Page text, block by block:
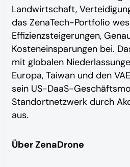
Landwirtschaft,
das ZenaTech-Portfolio
Effizienzsteigerungen,
Kosteneinsparungen bei.
mit globalen
Europa, Taiwan und den
sein US-DaaS-
Standortnetzwerk durch
aus.
Über ZenaDrone